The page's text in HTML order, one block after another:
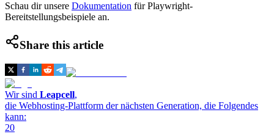
Schau dir unsere Dokumentation für Playwright-
Bereitstellungsbeispiele an.
Share this article
Wir sind Leapcell,
die Webhosting-Plattform der nächsten Generation, die Folgendes
kann:
20